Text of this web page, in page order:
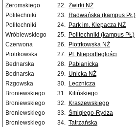
Żeromskiego
22. Żwirki NŻ
Politechniki
23. Radwańska (kampus PŁ)
Politechniki
24. Park im. Klepacza NŻ
Wróblewskiego
25. Politechniki (kampus PŁ)
Czerwona
26. Piotrkowska NŻ
Piotrkowska
27. Pl. Niepodległości
Bednarska
28. Pabianicka
Bednarska
29. Unicka NŻ
Rzgowska
30. Lecznicza
Broniewskiego
31. Kilińskiego
Broniewskiego
32. Kraszewskiego
Broniewskiego
33. Śmigłego-Rydza
Broniewskiego
34. Tatrzańska